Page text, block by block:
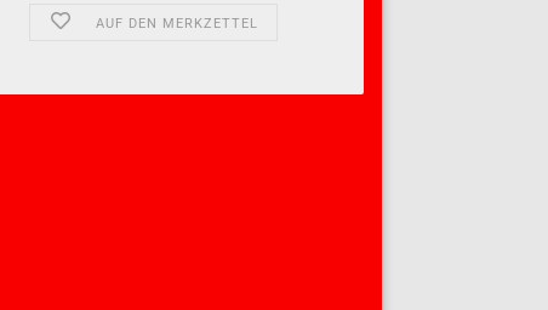
AUF DEN MERKZETTEL